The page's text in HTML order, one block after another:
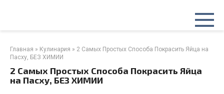
Главная » Кулинария » 2 Самых Простых Способа Покрасить Яйца на
Пасху, БЕЗ ХИМИИ
2 Самых Простых Способа Покрасить Яйца
на Пасху, БЕЗ ХИМИИ